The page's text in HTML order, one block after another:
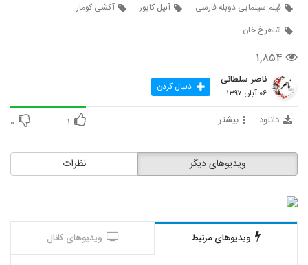
فیلم سینمایی دوبله فارسی
آنیل کاپور
آکشی کومار
شاهرخ خان
۱,۸۵۴
ناصر سلطانی
۰۶ آبان ۱۳۹۷ دنبال کردن
دانلود بیشتر ۱ ۰
نظرات ویدیوهای دیگر
ویدیوهای مرتبط ویدیوهای کانال